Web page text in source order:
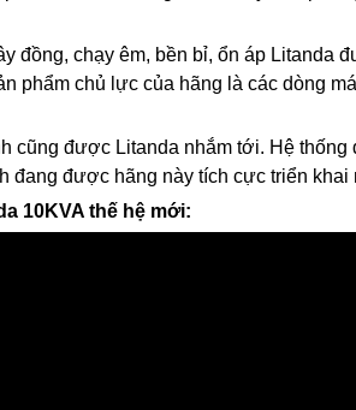
đồng, chạy êm, bền bỉ, ổn áp Litanda
phẩm chủ lực của hãng là các dòng
cũng được Litanda nhắm tới. Hệ thống
đang được hãng này tích cực triển khai
10KVA thế hệ mới: